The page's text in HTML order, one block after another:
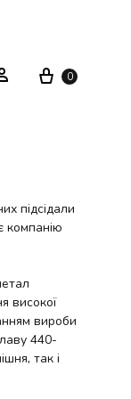
Sign in Cart
0
підсідали
компанію
високої
вироби
440-
так і